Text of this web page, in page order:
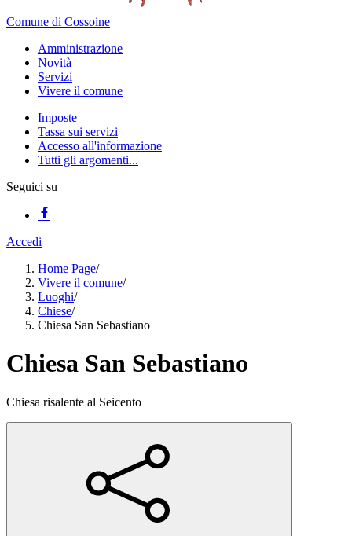
Comune di Cossoine
Amministrazione
Novità
Servizi
Vivere il comune
Imposte
Tassa sui servizi
Accesso all'informazione
Tutti gli argomenti...
Seguici su
Accedi
Home Page/
Vivere il comune/
Luoghi/
Chiese/
Chiesa San Sebastiano
Chiesa San Sebastiano
Chiesa risalente al Seicento